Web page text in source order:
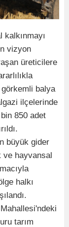
vizyon
üreticilere
balya
ilçelerinde
850 adet
büyük gider
ve hayvansal
halkı
tarım